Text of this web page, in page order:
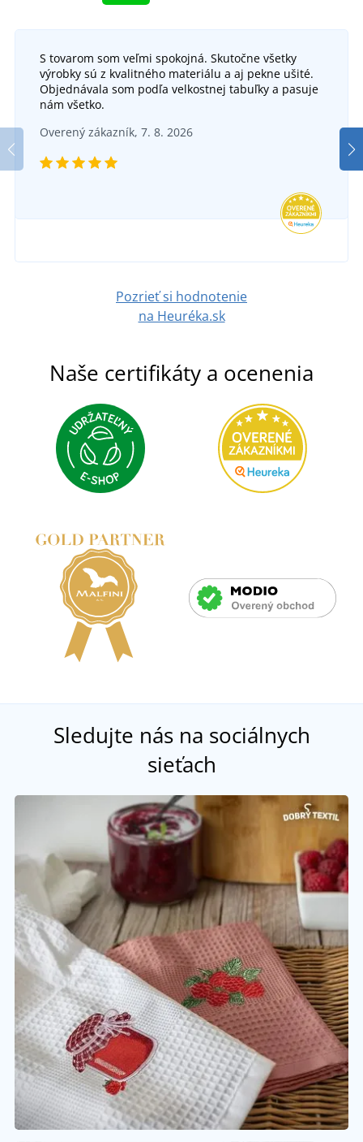
S tovarom som veľmi spokojná. Skutočne všetky
výrobky sú z kvalitného materiálu a aj pekne ušité.
Objednávala som podľa velkostnej tabuľky a pasuje
nám všetko.
Overený zákazník, 7. 8. 2026
Pozrieť si hodnotenie
na Heuréka.sk
Naše certifikáty a ocenenia
Sledujte nás na sociálnych
sieťach